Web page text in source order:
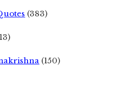
(383)
(150)